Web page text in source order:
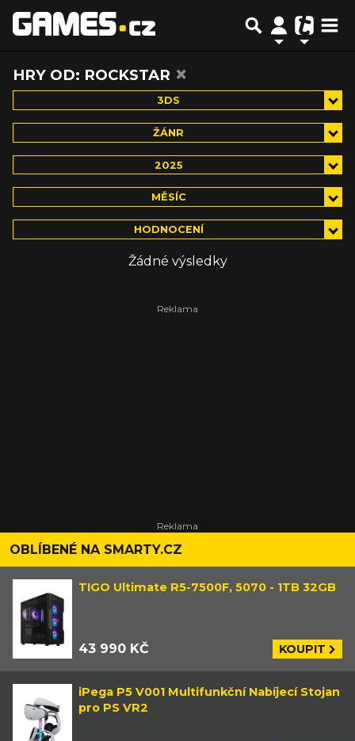
HRY OD: ROCKSTAR ×
3DS
ŽÁNR
2025
MĚSÍC
HODNOCENÍ
Žádné výsledky
OBLÍBENÉ NA SMARTY.CZ
TIGO Ultimate R5-7500F, 5070 - 1TB 32GB
43 990 KČ KOUPIT
iPega P5 V001 Multifunkční Nabíjecí Stojan
pro PS VR2